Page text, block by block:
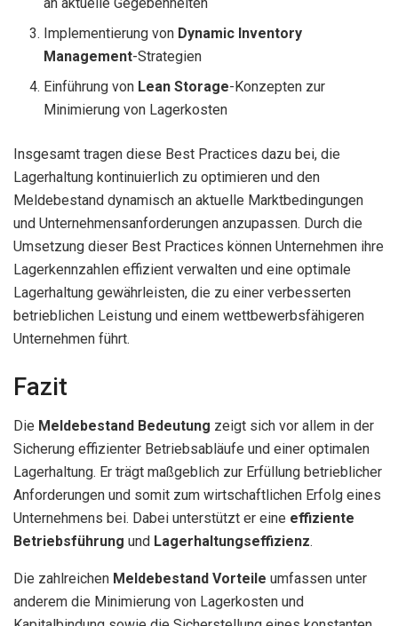
Implementierung von Dynamic Inventory
Management-Strategien
Einführung von Lean Storage-Konzepten zur
Minimierung von Lagerkosten
Insgesamt tragen diese Best Practices dazu bei, die
Lagerhaltung kontinuierlich zu optimieren und den
Meldebestand dynamisch an aktuelle Marktbedingungen
und Unternehmensanforderungen anzupassen. Durch die
Umsetzung dieser Best Practices können Unternehmen ihre
Lagerkennzahlen effizient verwalten und eine optimale
Lagerhaltung gewährleisten, die zu einer verbesserten
betrieblichen Leistung und einem wettbewerbsfähigeren
Unternehmen führt.
Fazit
Die Meldebestand Bedeutung zeigt sich vor allem in der
Sicherung effizienter Betriebsabläufe und einer optimalen
Lagerhaltung. Er trägt maßgeblich zur Erfüllung betrieblicher
Anforderungen und somit zum wirtschaftlichen Erfolg eines
Unternehmens bei. Dabei unterstützt er eine effiziente
Betriebsführung und Lagerhaltungseffizienz.
Die zahlreichen Meldebestand Vorteile umfassen unter
anderem die Minimierung von Lagerkosten und